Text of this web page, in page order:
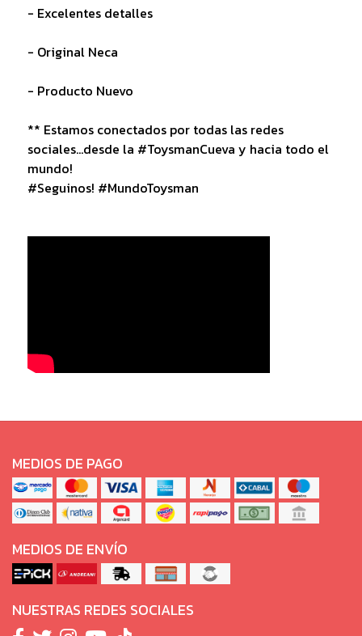
- Excelentes detalles
- Original Neca
- Producto Nuevo
** Estamos conectados por todas las redes
sociales...desde la #ToysmanCueva y hacia todo el
mundo!
#Seguinos! #MundoToysman
MEDIOS DE PAGO
MEDIOS DE ENVÍO
NUESTRAS REDES SOCIALES